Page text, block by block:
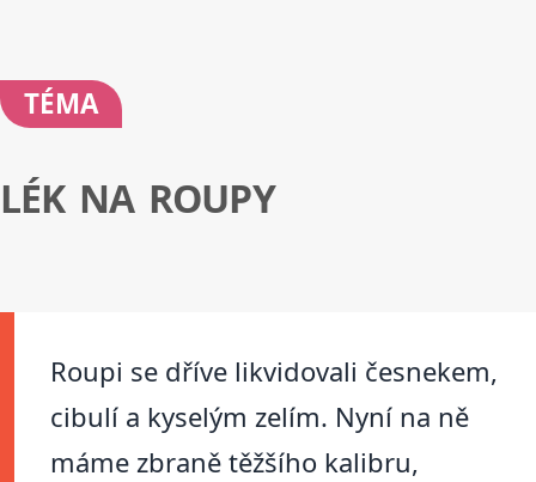
TÉMA
LÉK NA ROUPY
Roupi se dříve likvidovali česnekem,
cibulí a kyselým zelím. Nyní na ně
máme zbraně těžšího kalibru,